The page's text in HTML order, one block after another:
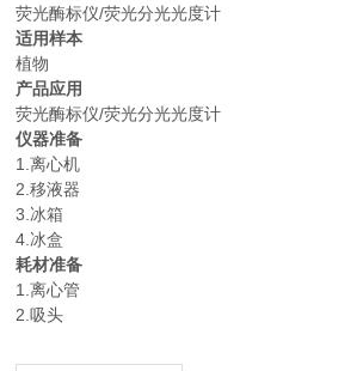
荧光酶标仪/荧光分光光度计
适用样本
植物
产品应用
荧光酶标仪/荧光分光光度计
仪器准备
1.离心机
2.移液器
3.冰箱
4.冰盒
耗材准备
1.离心管
2.吸头